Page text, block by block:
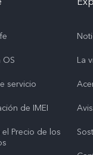
OS
servicio
de IMEI
Precio de los
La